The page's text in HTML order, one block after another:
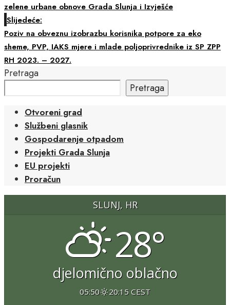
zelene urbane obnove Grada Slunja i Izvješće
Slijedeće:
Poziv na obveznu izobrazbu korisnika potpore za eko
sheme, PVP, IAKS mjere i mlade poljoprivrednike iz SP ZPP
RH 2023. – 2027.
Pretraga
Pretraga
Otvoreni grad
Službeni glasnik
Gospodarenje otpadom
Projekti Grada Slunja
EU projekti
Proračun
SLUNJ, HR
28°
djelomično oblačno
05:50 20:15 CEST